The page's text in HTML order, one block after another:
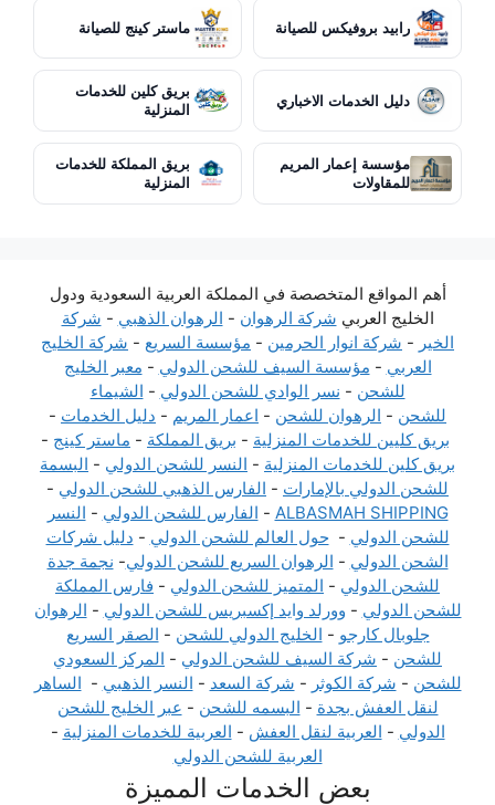
رابيد بروفيكس للصيانة ماستر كينج للصيانة
دليل الخدمات الاخباري
بريق كلين للخدمات
المنزلية
مؤسسة إعمار المريم
للمقاولات
بريق المملكة للخدمات
المنزلية
أهم المواقع المتخصصة في المملكة العربية السعودية ودول
الخليج العربي شركة الرهوان - الرهوان الذهبي - شركة
الخير - شركة انوار الحرمين - مؤسسة السريع - شركة الخليج
العربي - مؤسسة السيف للشحن الدولي - معبر الخليج
للشحن - نسر الوادي للشحن الدولي - الشيماء
للشحن - الرهوان للشحن - اعمار المريم - دليل الخدمات -
بريق كليين للخدمات المنزلية - بريق المملكة - ماستر كينج -
بريق كلين للخدمات المنزلية - النسر للشحن الدولي - البسمة
للشحن الدولي بالإمارات - الفارس الذهبي للشحن الدولي -
ALBASMAH SHIPPING
- الفارس للشحن الدولي - النسر
للشحن الدولي -حول العالم للشحن الدولي - دليل شركات
الشحن الدولي - الرهوان السريع للشحن الدولي- نجمة جدة
للشحن الدولي - المتميز للشحن الدولي - فارس المملكة
للشحن الدولي - وورلد وايد إكسبريس للشحن الدولي - الرهوان
جلوبال كارجو - الخليج الدولي للشحن - الصقر السريع
للشحن - شركة السيف للشحن الدولي - المركز السعودي
للشحن - شركة الكوثر - شركة السعد - النسر الذهبي - الساهر
لنقل العفش بجدة - البسمه للشحن - عبر الخليج للشحن
الدولي - العربية لنقل العفش - العربية للخدمات المنزلية -
العربية للشحن الدولي
بعض الخدمات المميزة